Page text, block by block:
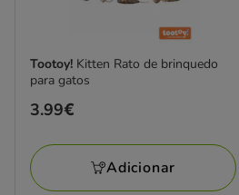
Tootoy! Kitten Rato de brinquedo
para gatos
Preço
3.99€
Adicionar